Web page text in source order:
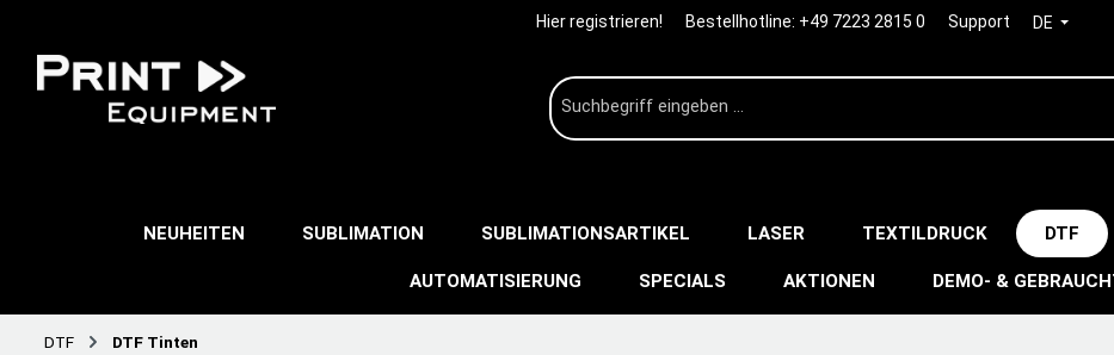
Hier registrieren! Bestellhotline: +49 7223 2815 0 Support DE
NEUHEITEN SUBLIMATION SUBLIMATIONSARTIKEL LASER TEXTILDRUCK DTF
AUTOMATISIERUNG SPECIALS AKTIONEN DEMO- &
DTF DTF Tinten